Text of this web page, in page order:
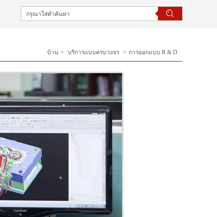
บ้าน > บริการแบบครบวงจร > การออกแบบ R & D